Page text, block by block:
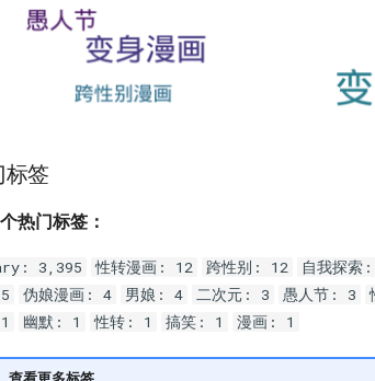
标签
热门标签：
3,395 性转漫画: 12 跨性别: 12 自我探索
伪娘漫画: 4 男娘: 4 二次元: 3 愚人节: 3
幽默: 1 性转: 1 搞笑: 1 漫画: 1